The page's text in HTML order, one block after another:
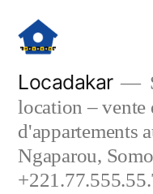
contenu
Locadakar
location – vente
d'appartements
Ngaparou,